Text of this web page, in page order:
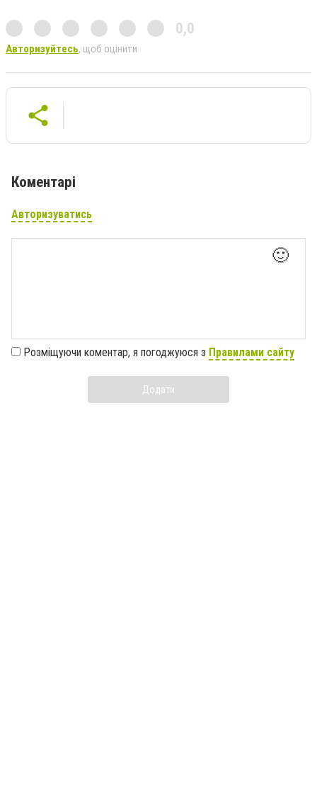
0,0
Авторизуйтесь, щоб оцінити
Коментарі
Авторизуватись
🙂
Розміщуючи коментар, я погоджуюся з Правилами сайту
Додати